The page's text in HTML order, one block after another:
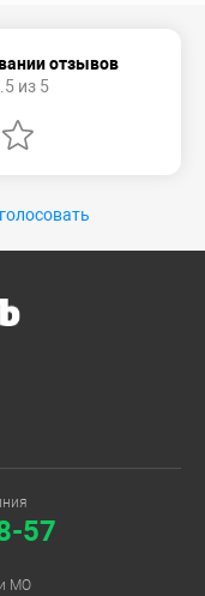
отзывов
из 5
57
МО